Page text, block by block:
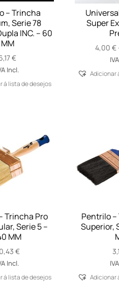
– Trincha
Serie 78
INC. – 60
MM
€
Incl.
á lista de desejos
Super
4,00 €
Adicionar
Trincha Pro
Serie 5 –
MM
€
Incl.
á lista de desejos
Pentrilo
Superior,
Adicionar